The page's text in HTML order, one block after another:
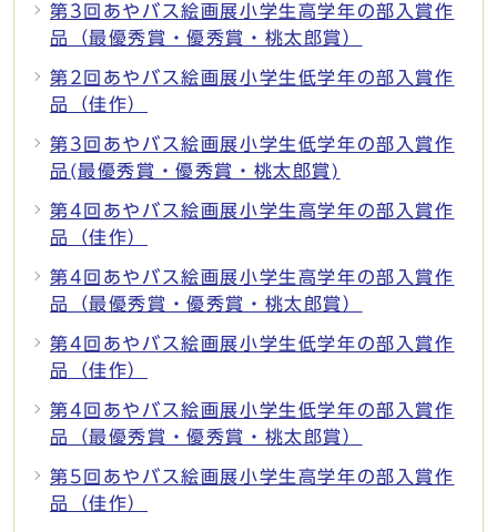
第3回あやバス絵画展小学生高学年の部入賞作
品（最優秀賞・優秀賞・桃太郎賞）
第2回あやバス絵画展小学生低学年の部入賞作
品（佳作）
第3回あやバス絵画展小学生低学年の部入賞作
品(最優秀賞・優秀賞・桃太郎賞)
第4回あやバス絵画展小学生高学年の部入賞作
品（佳作）
第4回あやバス絵画展小学生高学年の部入賞作
品（最優秀賞・優秀賞・桃太郎賞）
第4回あやバス絵画展小学生低学年の部入賞作
品（佳作）
第4回あやバス絵画展小学生低学年の部入賞作
品（最優秀賞・優秀賞・桃太郎賞）
第5回あやバス絵画展小学生高学年の部入賞作
品（佳作）